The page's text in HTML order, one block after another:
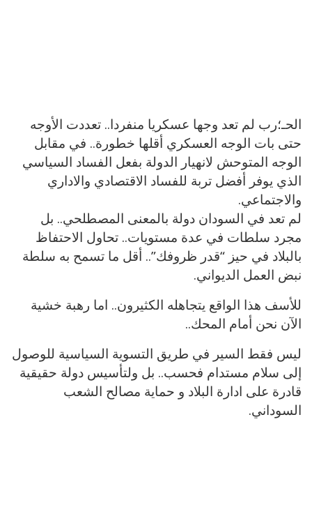
الحـ؛رب لم تعد وجها عسكريا منفردا.. تعددت الأوجه
حتى بات الوجه العسكري أقلها خطورة.. في مقابل
الوجه المتوحش لانهيار الدولة بفعل الفساد السياسي
الذي يوفر أفضل تربة للفساد الاقتصادي والاداري
والاجتماعي.
لم تعد في السودان دولة بالمعنى المصطلحي.. بل
مجرد سلطات في عدة مستويات.. تحاول الاحتفاظ
بالبلاد في حيز “قدر ظروفك”.. أقل ما تسمح به سلطة
نبض العمل الديواني.
للأسف هذا الواقع يتجاهله الكثيرون.. اما رهبة خشية
الآن نحن أمام المحك..
ليس فقط السير في طريق التسوية السياسية للوصول
إلى سلام مستدام فحسب.. بل ولتأسيس دولة حقيقية
قادرة على ادارة البلاد و حماية مصالح الشعب
السوداني.